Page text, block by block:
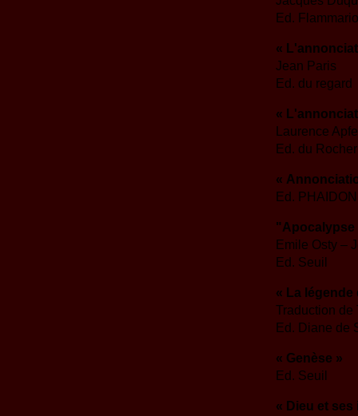
Ed.
«
Jean Paris
Ed. du regard
«
Laurence
Ed. du Rocher
«
Ed. PHAIDON
"Apocalypse
Emile Osty –
Ed. Seuil
« La légende
Traduction de
Ed. Diane de
« Genèse »
Ed. Seuil
« Dieu et ses